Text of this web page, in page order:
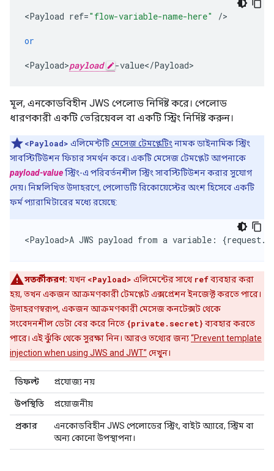
<Payload ref="flow-variable-name-here" />
or
<Payload>payload -value</Payload>
মূল, এনকোডবিহীন JWS পেলোড নির্দিষ্ট করে। পেলোড
ধারণকারী একটি ভেরিয়েবল বা একটি স্ট্রিং নির্দিষ্ট করুন।
<Payload> এলিমেন্টটিমেসেজ টেমপ্লেটিং নামক ডাইনামিক স্ট্রিং
সাবস্টিটিউশন ফিচার সমর্থন করে। একটি মেসেজ টেমপ্লেট আপনাকে
payload-valueস্ট্রিং-এ পরিবর্তনশীল স্ট্রিং সাবস্টিটিউশন করার সুযোগ
দেয়। নিম্নলিখিত উদাহরণে, পেলোডটি রিকোয়েস্টের অংশ হিসেবে একটি
ফর্ম প্যারামিটারের মধ্যে রয়েছে:
<Payload>A JWS payload from a variable : {request.
সতর্কীকরণ: যখন <Payload> এলিমেন্টের সাথে refব্যবহার করা
হয়, তখন একজন আক্রমণকারী টেমপ্লেট এক্সপ্রেশন ইনজেক্ট করতে পারে।
উদাহরণস্বরূপ, একজন আক্রমণকারী মেসেজ কনটেক্সট থেকে
সংবেদনশীল ডেটা বের করে নিতে {private.secret} ব্যবহার করতে
পারে। এই ঝুঁকি থেকে সুরক্ষা নিন। আরও তথ্যের জন্য“Prevent template
injection when using JWS and JWT” দেখুন।
ডিফল্ট প্রযোজ্য নয়
উপস্থিতি প্রয়োজনীয়
প্রকার
এনকোডবিহীন JWS পেলোডের স্ট্রিং, বাইট অ্যারে, স্ট্রিম বা
অন্য কোনো উপস্থাপনা।